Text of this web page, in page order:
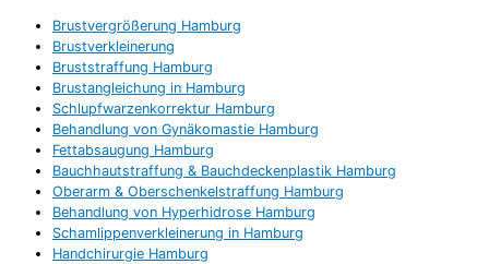
Brustvergrößerung Hamburg
Brustverkleinerung
Bruststraffung Hamburg
Brustangleichung in Hamburg
Schlupfwarzenkorrektur Hamburg
Behandlung von Gynäkomastie Hamburg
Fettabsaugung Hamburg
Bauchhautstraffung & Bauchdeckenplastik Hamburg
Oberarm & Oberschenkelstraffung Hamburg
Behandlung von Hyperhidrose Hamburg
Schamlippenverkleinerung in Hamburg
Handchirurgie Hamburg